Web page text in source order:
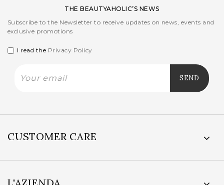
THE BEAUTYAHOLIC’S NEWS
Subscribe to the Newsletter to receive updates on news, events and
exclusive promotions
I read the Privacy Policy
CUSTOMER CARE